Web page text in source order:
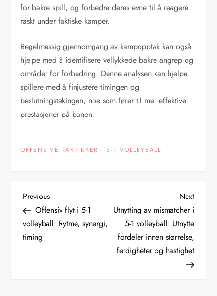
for bakre spill, og forbedre deres evne til å reagere
raskt under faktiske kamper.
Regelmessig gjennomgang av kampopptak kan også
hjelpe med å identifisere vellykkede bakre angrep og
områder for forbedring. Denne analysen kan hjelpe
spillere med å finjustere timingen og
beslutningstakingen, noe som fører til mer effektive
prestasjoner på banen.
OFFENSIVE TAKTIKKER I 5-1 VOLLEYBALL
P
o
s
Previous
Post
Previous
Offensiv flyt i 5-1
volleyball: Rytme, synergi,
timing
Next
Post
Next
Utnytting av mismatcher i
5-1 volleyball: Utnytte
fordeler innen størrelse,
ferdigheter og hastighet